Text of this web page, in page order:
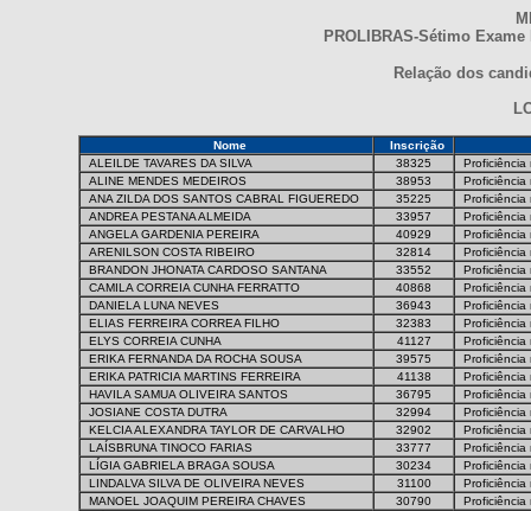
PROLIBRAS-Sétimo
Relação dos
Nome
Inscrição
ALEILDE TAVARES DA SILVA
38325
Proficiência
ALINE MENDES MEDEIROS
38953
Proficiência
ANA ZILDA DOS SANTOS CABRAL FIGUEREDO
35225
Proficiência
ANDREA PESTANA ALMEIDA
33957
Proficiência
ANGELA GARDENIA PEREIRA
40929
Proficiência
ARENILSON COSTA RIBEIRO
32814
Proficiência
BRANDON JHONATA CARDOSO SANTANA
33552
Proficiência
CAMILA CORREIA CUNHA FERRATTO
40868
Proficiência
DANIELA LUNA NEVES
36943
Proficiência
ELIAS FERREIRA CORREA FILHO
32383
Proficiência
ELYS CORREIA CUNHA
41127
Proficiência
ERIKA FERNANDA DA ROCHA SOUSA
39575
Proficiência
ERIKA PATRICIA MARTINS FERREIRA
41138
Proficiência
HAVILA SAMUA OLIVEIRA SANTOS
36795
Proficiência
JOSIANE COSTA DUTRA
32994
Proficiência
KELCIA ALEXANDRA TAYLOR DE CARVALHO
32902
Proficiência
LAÍSBRUNA TINOCO FARIAS
33777
Proficiência
LÍGIA GABRIELA BRAGA SOUSA
30234
Proficiência
LINDALVA SILVA DE OLIVEIRA NEVES
31100
Proficiência
MANOEL JOAQUIM PEREIRA CHAVES
30790
Proficiência